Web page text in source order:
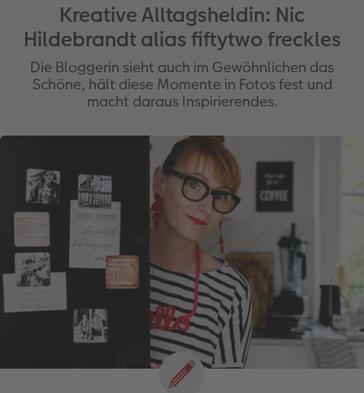
Kreative Alltagsheldin: Nic
Hildebrandt alias fiftytwo freckles
Die Bloggerin sieht auch im Gewöhnlichen das
Schöne, hält diese Momente in Fotos fest und
macht daraus Inspirierendes.